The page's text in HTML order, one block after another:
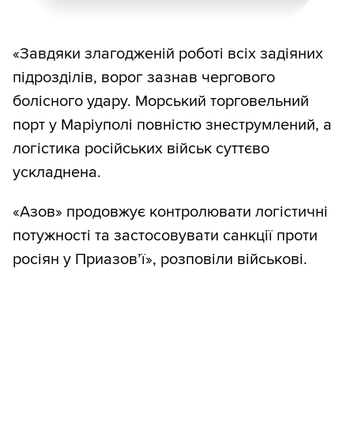
«Завдяки злагодженій роботі всіх задіяних
підрозділів, ворог зазнав чергового
болісного удару. Морський торговельний
порт у Маріуполі повністю знеструмлений, а
логістика російських військ суттєво
ускладнена.
«Азов» продовжує контролювати логістичні
потужності та застосовувати санкції проти
росіян у Приазов’ї», розповіли військові.